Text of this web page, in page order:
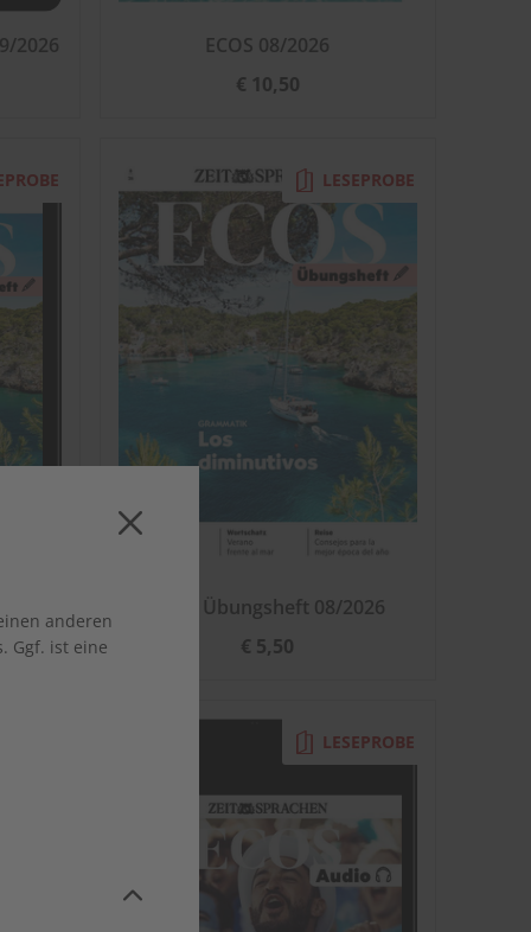
2026
ECOS 08/2026
€ 10,50
ECOS Übungsheft 08/2026
€ 5,50
LESEPROBE
LESEPROBE
anderen
Ggf. ist eine